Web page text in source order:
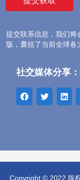
专业方向
留学费用
海外生活
提交联系信息，我们将
版，囊括了当前全球
社交媒体分享：
Copyright © 2022 版